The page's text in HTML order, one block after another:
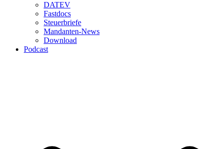
DATEV
Fastdocs
Steuerbriefe
Mandanten-News
Download
Podcast